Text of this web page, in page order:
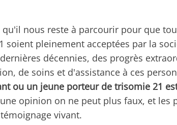
qu'il nous reste à parcourir pour que
soient pleinement acceptées par la
décennies, des progrès
de soins et d'assistance à ces
ou un jeune porteur de trisomie 21
opinion on ne peut plus faux, et les
vivant.